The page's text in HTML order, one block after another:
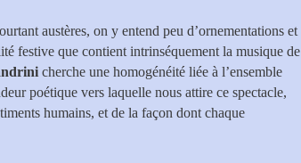
austères, on y entend peu d’ornementations et
festive que contient intrinséquement la musique de
cherche une homogénéité liée à l’ensemble
poétique vers laquelle nous attire ce spectacle,
humains, et de la façon dont chaque